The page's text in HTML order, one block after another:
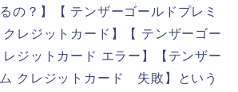
の？】【 テンザーゴールドプレミ
レジットカード】【 テンザーゴー
ジットカード エラー】【テンザー
クレジットカード 失敗】という